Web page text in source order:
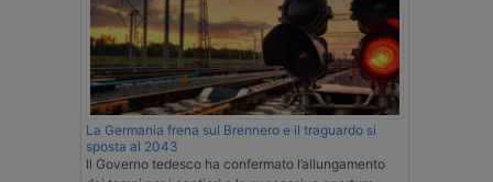
La Germania frena sul Brennero e il traguardo si
sposta al 2043
Il Governo tedesco ha confermato l’allungamento